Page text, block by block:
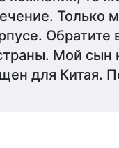
Только
Мой сын
для Китая.